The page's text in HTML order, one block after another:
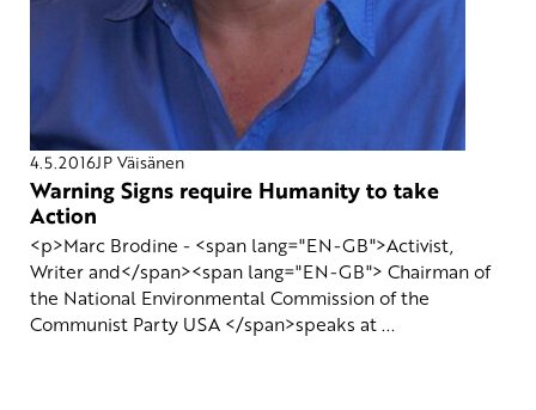
4.5.2016JP Väisänen
Warning Signs require Humanity to take
Action
<p>Marc Brodine - <span lang="EN-GB">Activist,
Writer and</span><span lang="EN-GB"> Chairman of
the National Environmental Commission of the
Communist Party USA </span>speaks at ...